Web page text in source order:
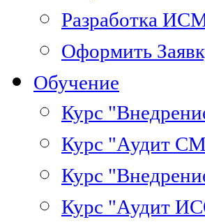
Разработка
Оформить
Обучение
Курс
Курс "Аудит
Курс
Курс "Аудит